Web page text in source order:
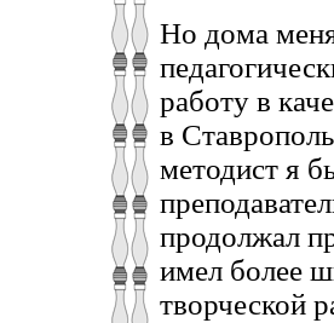
Но дома
работу в
в
методист я
продолжал
имел более
творческой